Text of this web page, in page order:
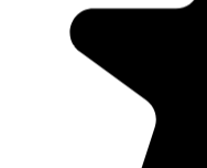
"Seriously, makes my tasks
free version is quite nice
expand, and this is
Workspace and Calendar."